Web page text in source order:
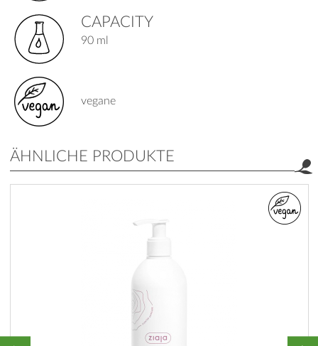
CAPACITY
90 ml
vegane
ÄHNLICHE PRODUKTE